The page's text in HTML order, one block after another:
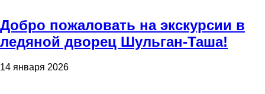
Добро пожаловать на экскурсии в
ледяной дворец Шульган-Таша!
14 января 2026